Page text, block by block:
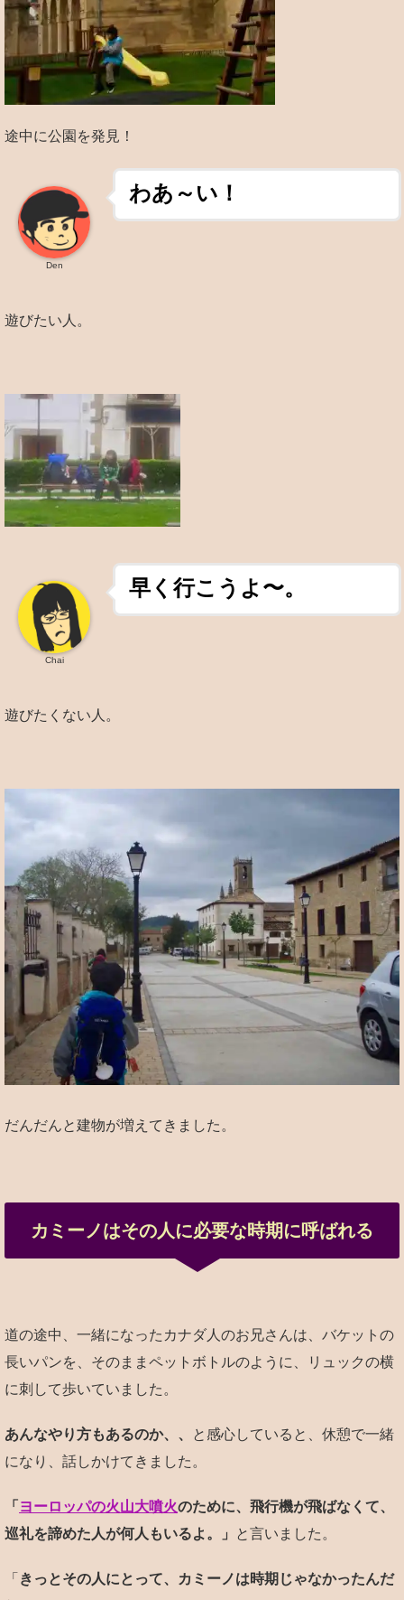
途中に公園を発見！
わあ～い！
Den
遊びたい人。
早く行こうよ〜。
Chai
遊びたくない人。
だんだんと建物が増えてきました。
カミーノはその人に必要な時期に呼ばれる
道の途中、一緒になったカナダ人のお兄さんは、バケットの
長いパンを、そのままペットボトルのように、リュックの横
に刺して歩いていました。
あんなやり方もあるのか、、
と感心していると、休憩で一緒
になり、話しかけてきました。
「 ヨーロッパの火山大噴火のために、飛行機が飛ばなくて、
巡礼を諦めた人が何人もいるよ。」
と言いました。
「 きっとその人にとって、カミーノは時期じゃなかったんだ